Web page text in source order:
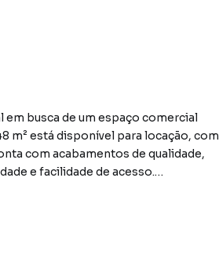
busca de um espaço comercial
m² está disponível para locação, com
com acabamentos de qualidade,
e facilidade de acesso.
a serviços, comércio e
usos comerciais.